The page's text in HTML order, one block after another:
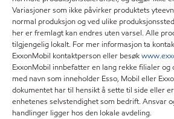
Variasjoner som ikke påvirker produktets
normal produksjon og ved ulike
her er fremlagt kan endres uten varsel. Alle
tilgjengelig lokalt. For mer informasjon ta
ExxonMobil kontaktperson eller besøk
ExxonMobil innbefatter en lang rekke filialer og
med navn som inneholder Esso, Mobil eller
dokumentet har til hensikt å sette til side eller
enhetenes selvstendighet som bedrift. Ansvar
handlinger ligger hos den lokale avdeling.